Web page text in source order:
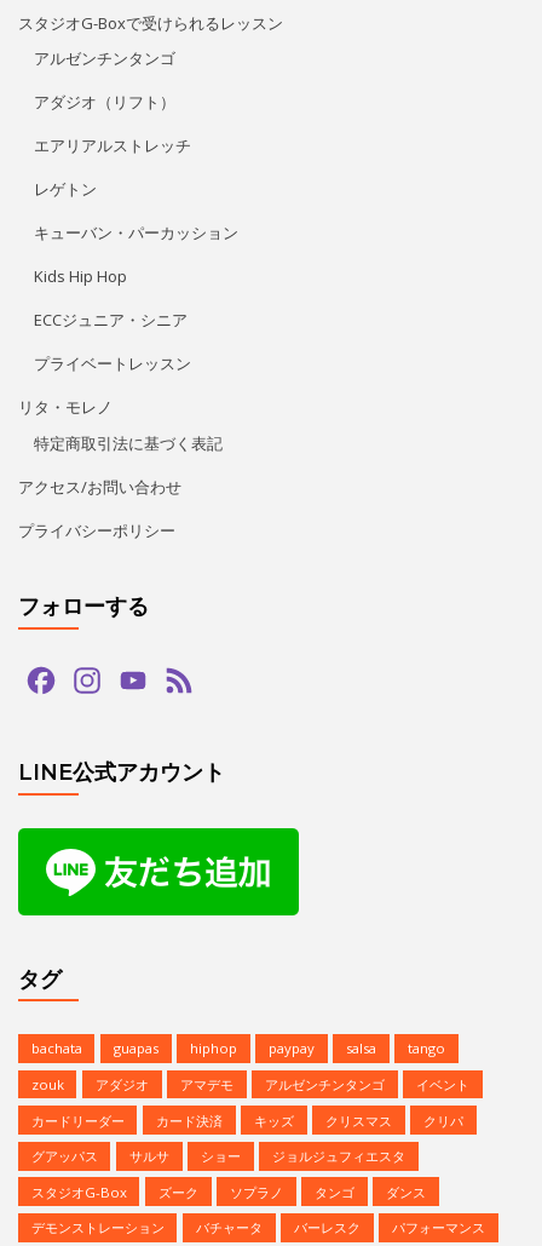
スタジオG-Boxで受けられるレッスン
アルゼンチンタンゴ
アダジオ（リフト）
エアリアルストレッチ
レゲトン
キューバン・パーカッション
Kids Hip Hop
ECCジュニア・シニア
プライベートレッスン
リタ・モレノ
特定商取引法に基づく表記
アクセス/お問い合わせ
プライバシーポリシー
フォローする
FacebookInstagramYouTube
LINE公式アカウント
タグ
bachata guapas hiphop paypay salsa
tango
zouk
アダジオ アマデモ アルゼンチンタンゴ
イベント
カードリーダー
カード決済 キッズ クリスマス
クリパ
グアッパス
サルサ ショー
ジョルジュフィエスタ
スタジオG-Box
ズーク ソプラノ タンゴ
ダンス
デモンストレーション
バチャータ バーレスク パフォーマンス